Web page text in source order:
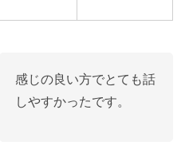
感じの良い方でとても話
しやすかったです。